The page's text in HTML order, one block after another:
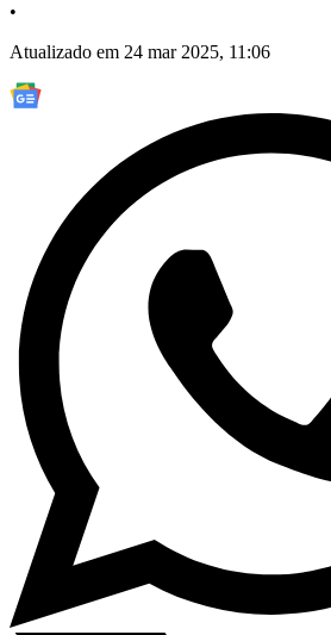
•
Atualizado em 24 mar 2025, 11:06